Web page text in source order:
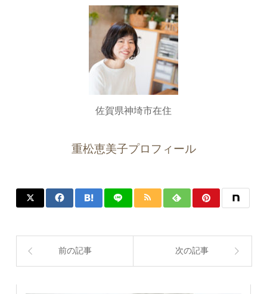
佐賀県神埼市在住
重松恵美子プロフィール
前の記事 次の記事